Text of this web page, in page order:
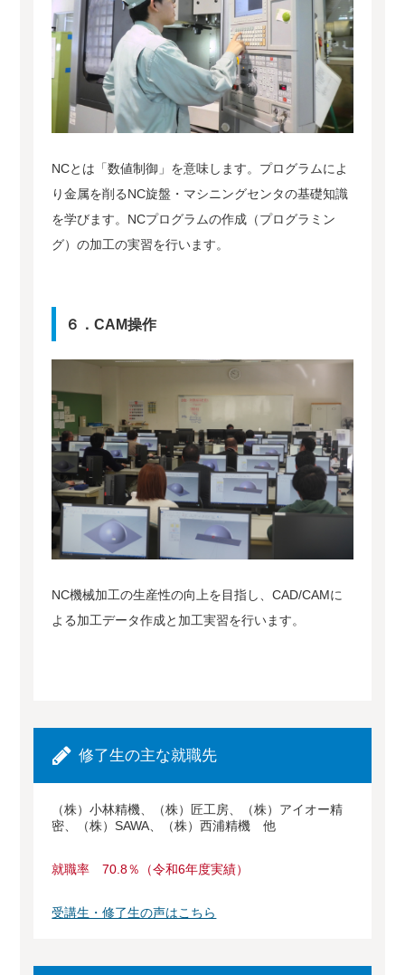
NCとは「数値制御」を意味します。プログラムによ
り金属を削るNC旋盤・マシニングセンタの基礎知識
を学びます。NCプログラムの作成（プログラミン
グ）の加工の実習を行います。
６．CAM操作
NC機械加工の生産性の向上を目指し、CAD/CAMに
よる加工データ作成と加工実習を行います。
修了生の主な就職先
（株）小林精機、（株）匠工房、（株）アイオー精
密、（株）SAWA、（株）西浦精機 他
就職率 70.8％（令和6年度実績）
受講生・修了生の声はこちら